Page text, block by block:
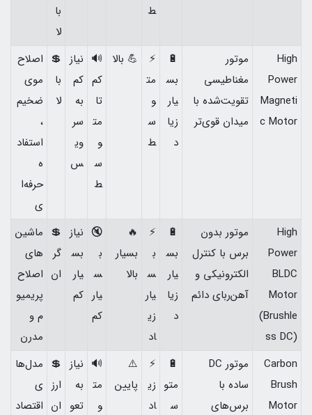
ط
با
لا
High
Power
Magneti
c Motor
موتور
مغناطیسی
تقویت‌شده با
میدان قوی‌تر
🔋
بس
یار
زیا
د
⚡
مت
و
س
ط
💪 بالا
🔊
کم
تا
مت
و
س
ط
نیاز
کم
به
سر
وی
س
💲
با
لا
اصلاح
موی
ضخیم
،
استفاد
ه
حرفه‌ا
ی
High
Power
BLDC
Motor
(Brushle
ss DC)
موتور بدون
برس با کنترل
الکترونیکی و
آهن‌ربای دائم
🔋
بس
یار
زیا
د
⚡
ب
س
یار
زی
اد
🔥
بسیار
بالا
🔇
ب
س
یار
کم
نیاز
بس
یار
کم
💲
گر
ان
ماشین‌
های
اصلاح
پریمیو
م و
مدرن
Carbon
Brush
Motor
موتور DC
ساده با
برس‌های
🔋
متو
س
⚡
زی
اد
⚠️
پایین
🔊
مت
و
نیاز
به
تعو
💲
ارز
ان
مدل‌ها
ی
اقتصاد